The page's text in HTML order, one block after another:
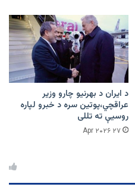
د ایران د بهرنیو چارو وزیر
عراقچي،پوتین سره د خبرو لپاره
روسیې ته تللی
۲۷ Apr ۲۰۲۶